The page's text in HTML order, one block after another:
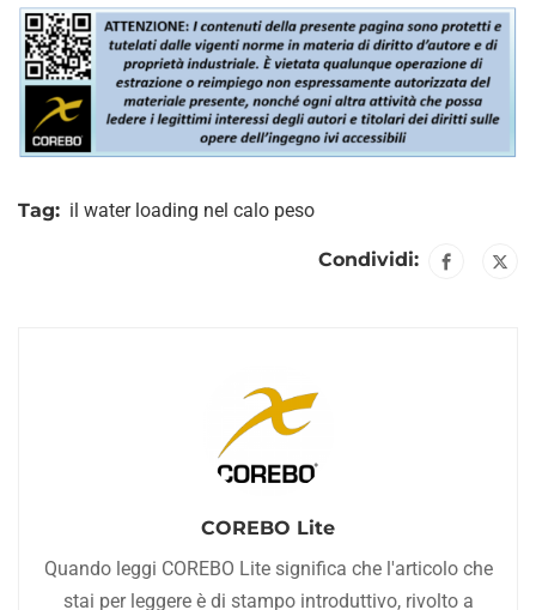
Tag: il water loading nel calo peso
Condividi:
COREBO Lite
Quando leggi COREBO Lite significa che l'articolo che
stai per leggere è di stampo introduttivo, rivolto a